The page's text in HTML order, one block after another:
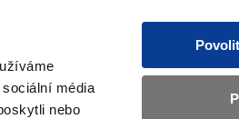
média
nebo